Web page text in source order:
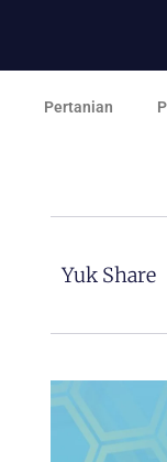
Pertanian
Yuk Share